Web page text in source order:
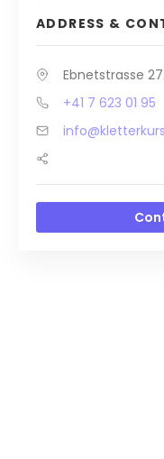
ADDRESS &
Ebnetstrasse
+41 7 623 01 95